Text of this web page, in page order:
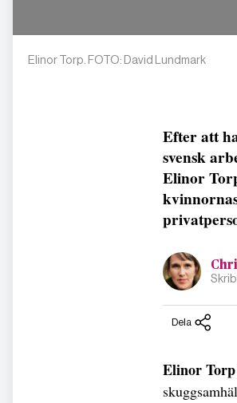
Elinor Torp. FOTO: David Lundmark
Efter att
svensk
Elinor
Dela
Elinor Torp